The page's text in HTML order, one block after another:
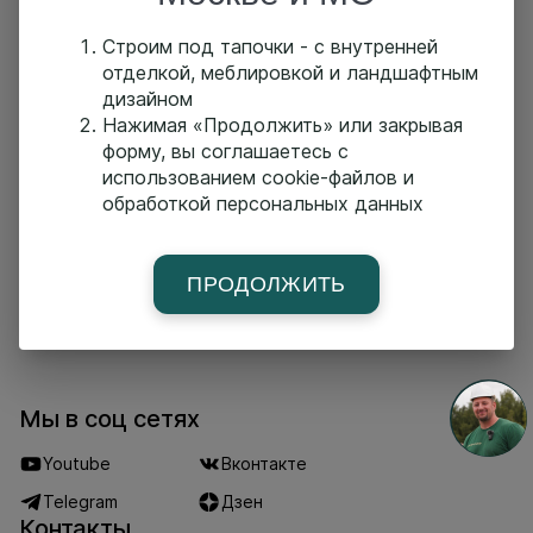
По всем вопросам звоните по номеру 8 (495) 135-
Офис: м. Шелепиха, Причальный проезд, 8к1
О компании Новости
Поселки-партнеры
Партнеры Контакты
Мы в соц сетях
Youtube
Вконтакте
Telegram
Дзен
Строим под тапочки - с внутренней
отделкой, меблировкой и ландшафтным
дизайном
Нажимая «Продолжить» или закрывая
форму, вы соглашаетесь с
использованием cookie-файлов и
обработкой персональных данных
ПРОДОЛЖИТЬ